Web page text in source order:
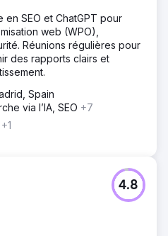
SEO et ChatGPT pour
web (WPO),
Réunions régulières pour
des rapports clairs et
Spain
via l’IA, SEO +7
+1
4.8